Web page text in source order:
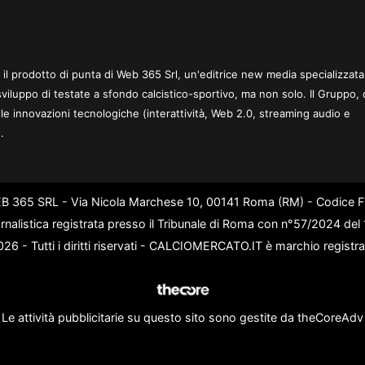
prodotto di punta di Web 365 Srl, un'editrice new media specializzata
di testate a sfondo calcistico-sportivo, ma non solo. Il Gruppo,
innovazioni tecnologiche (interattività, Web 2.0, streaming audio e
365 SRL - Via Nicola Marchese 10, 00141 Roma (RM) - Codice
registrata presso il Tribunale di Roma con n°57/2024
- Tutti i diritti riservati - CALCIOMERCATO.IT è marchio
Le attività pubblicitarie su questo sito sono gestite da theCoreAdv